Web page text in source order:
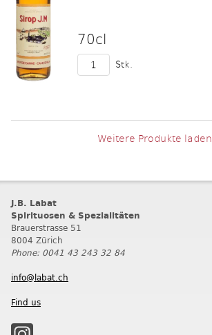
70cl
Stk.
Weitere Produkte laden
J.B. Labat
Spirituosen & Spezialitäten
Brauerstrasse 51
8004 Zürich
Phone: 0041 43 243 32 84
info@labat.ch
Find us